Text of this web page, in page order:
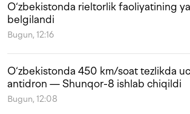
O‘zbekistonda rieltorlik faoliyatining
belgilandi
Bugun, 12:16
O‘zbekistonda 450 km/soat tezlikda
antidron — Shunqor-8 ishlab chiqildi
Bugun, 12:08